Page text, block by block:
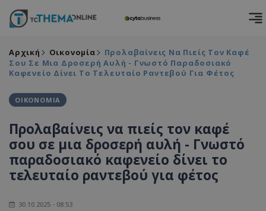
Αρχική Οικονομία
Προλαβαίνεις Να Πιείς Τον Καφέ
Σου Σε Μια Δροσερή Αυλή - Γνωστό Παραδοσιακό
Καφενείο Δίνει Το Τελευταίο Ραντεβού Για Φέτος
ΟΙΚΟΝΟΜΙΑ
Προλαβαίνεις να πιείς τον καφέ
σου σε μια δροσερή αυλή - Γνωστό
παραδοσιακό καφενείο δίνει το
τελευταίο ραντεβού για φέτος
30.10.2025 - 08:53